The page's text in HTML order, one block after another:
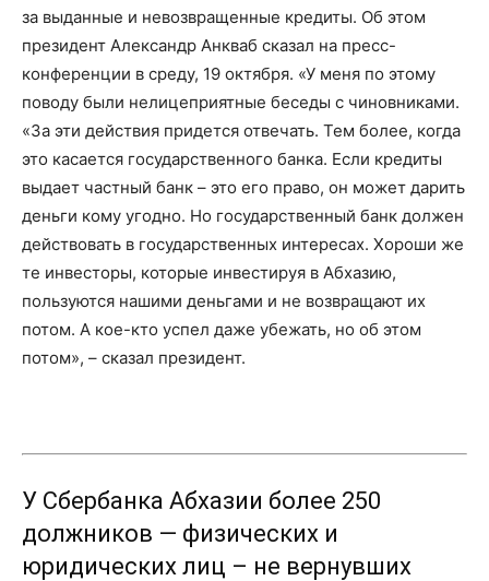
за выданные и невозвращенные кредиты. Об этом
президент Александр Анкваб сказал на пресс-
конференции в среду, 19 октября. «У меня по этому
поводу были нелицеприятные беседы с чиновниками.
«За эти действия придется отвечать. Тем более, когда
это касается государственного банка. Если кредиты
выдает частный банк – это его право, он может дарить
деньги кому угодно. Но государственный банк должен
действовать в государственных интересах. Хороши же
те инвесторы, которые инвестируя в Абхазию,
пользуются нашими деньгами и не возвращают их
потом. А кое-кто успел даже убежать, но об этом
потом», – сказал президент.
У Сбербанка Абхазии более 250
должников — физических и
юридических лиц – не вернувших